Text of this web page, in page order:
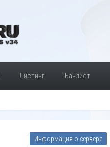
Листинг Банлист
Информация о сервере